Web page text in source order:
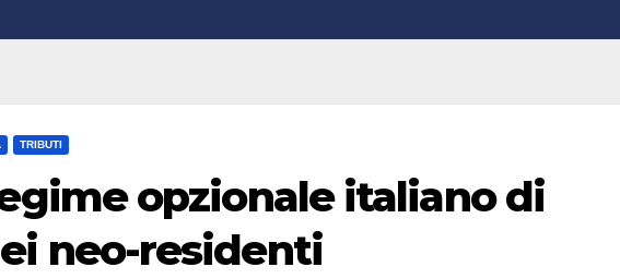
TRIBUTI
opzionale italiano di
neo-residenti